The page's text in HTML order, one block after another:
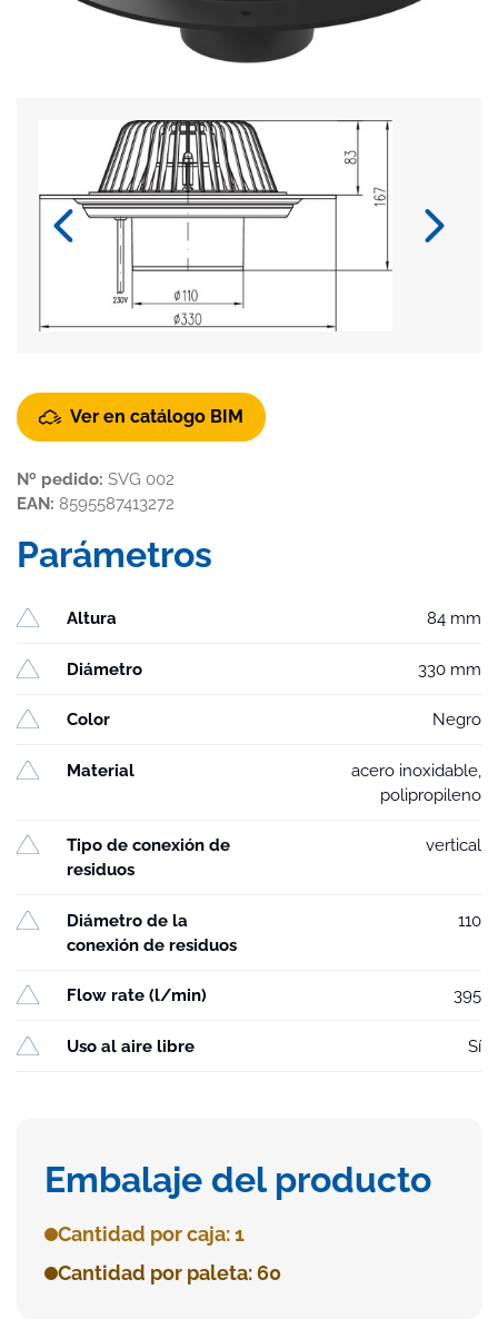
Ver en catálogo BIM
Nº pedido: SVG 002
EAN: 8595587413272
Parámetros
Altura 84 mm
Diámetro 330 mm
Color Negro
Material
acero inoxidable,
polipropileno
Tipo de conexión de
residuos
vertical
Diámetro de la
conexión de residuos
110
Flow rate (l/min) 395
Uso al aire libre Sí
Embalaje del producto
Cantidad por caja: 1
Cantidad por paleta: 60